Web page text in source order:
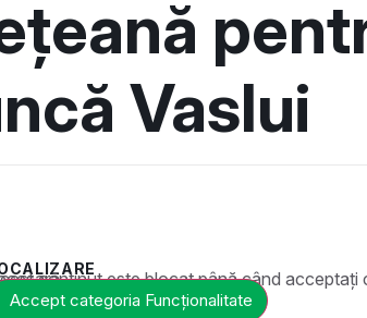
Vaslui
blocat până când acceptați categoria de cookie-uri necesară.
Accept categoria Funcționalitate